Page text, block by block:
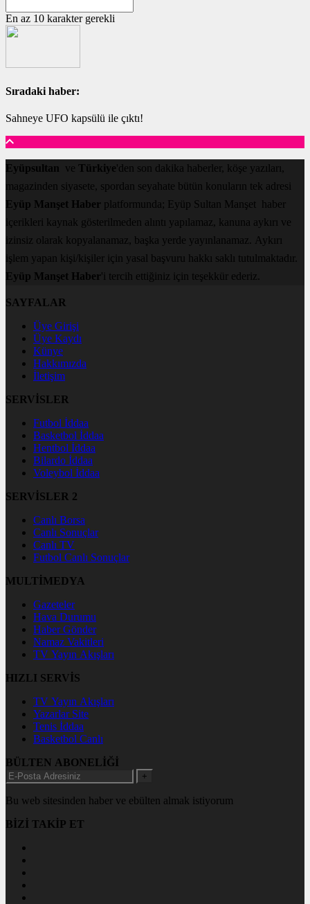
En az 10 karakter gerekli
Sıradaki haber:
Sahneye UFO kapsülü ile çıktı!
Eyüpsultan ve Türkiye'den son dakika haberler, köşe yazıları,
magazinden siyasete, spordan seyahate bütün konuların tek adresi
Eyüp Manşet Haber platformunda; Eyüp Sultan Manşet haber
içerikleri kaynak gösterilmeden alıntı yapılamaz, kanuna aykırı ve
izinsiz olarak kopyalanamaz, başka yerde yayınlanamaz. Aykırı
işlem yapan kişi/kişiler için yasal başvuru hakkı saklı tutulmaktadır.
Eyüp Manşet Haber'i tercih ettiğiniz için teşekkür ederiz.
SAYFALAR
Üye Girişi
Üye Kaydı
Künye
Hakkımızda
İletişim
SERVİSLER
Futbol İddaa
Basketbol İddaa
Hentbol İddaa
Bilardo İddaa
Voleybol İddaa
SERVİSLER 2
Canlı Borsa
Canlı Sonuçlar
Canlı TV
Futbol Canlı Sonuçlar
MULTİMEDYA
Gazeteler
Hava Durumu
Haber Gönder
Namaz Vakitleri
TV Yayın Akışları
HIZLI SERVİS
TV Yayın Akışları
Yazarlar Site
Tenis İddaa
Basketbol Canlı
BÜLTEN ABONELİĞİ
+
Bu web sitesinden haber ve ebülten almak istiyorum
BİZİ TAKİP ET